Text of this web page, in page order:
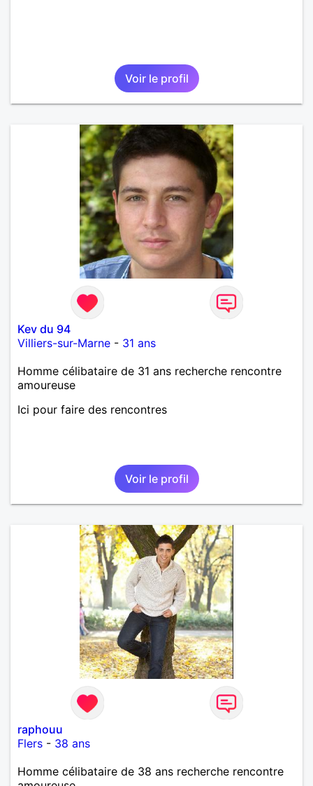
Voir le profil
Kev du 94
Villiers-sur-Marne - 31 ans
Homme célibataire de 31 ans recherche rencontre
amoureuse
Ici pour faire des rencontres
Voir le profil
raphouu
Flers - 38 ans
Homme célibataire de 38 ans recherche rencontre